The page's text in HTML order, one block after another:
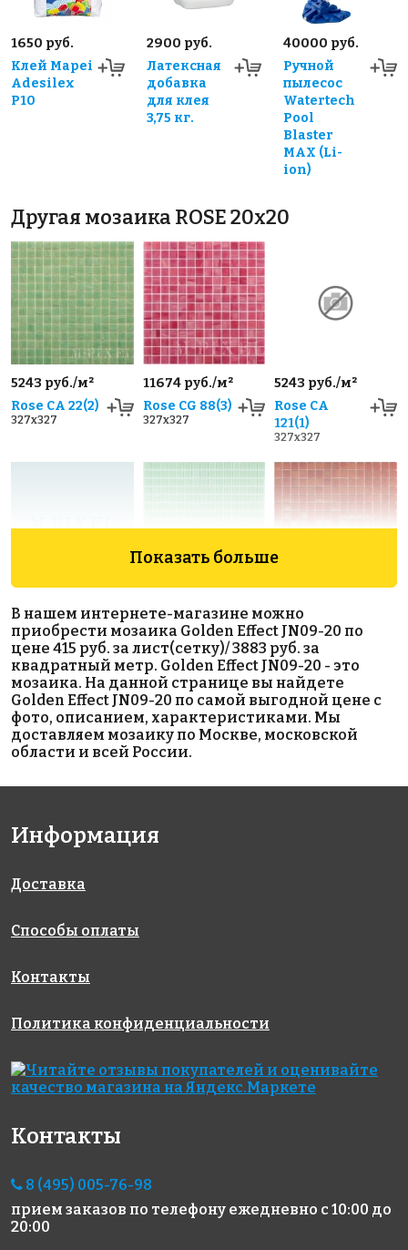
1650 руб.
Клей Mapei
Adesilex
P10
2900 руб.
Латексная
добавка
для клея
3,75 кг.
40000 руб.
Ручной
пылесос
Watertech
Pool
Blaster
MAX (Li-
ion)
Другая мозаика ROSE 20x20
5243 руб./м²
Rose CA 22(2)
327x327
11674 руб./м²
Rose CG 88(3)
327x327
5243 руб./м²
Rose CA
121(1)
327x327
Rose GA 191
327x327
Rose A 212
327x327
Rose WB 95
327x327
Rose CA 19(2)
327x327
Rose A 01(1)
327x327
1498 руб./м²
327x327
5243 руб./м²
3704 руб./м²
Показать больше
В нашем интернете-магазине можно
приобрести мозаика Golden Effect JN09-20 по
цене 415 руб. за лист(сетку)/ 3883 руб. за
квадратный метр. Golden Effect JN09-20 - это
мозаика. На данной странице вы найдете
Golden Effect JN09-20 по самой выгодной цене с
фото, описанием, характеристиками. Мы
доставляем мозаику по Москве, московской
области и всей России.
Информация
Доставка
Способы оплаты
Контакты
Политика конфиденциальности
Контакты
8 (495) 005-76-98
прием заказов по телефону ежедневно с 10:00 до
20:00